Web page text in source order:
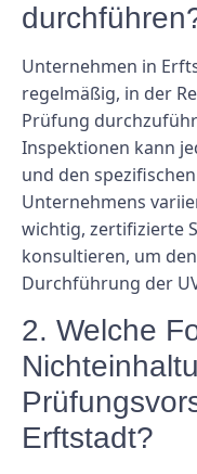
Unternehmen in
regelmäßig, in der
Prüfung
Inspektionen kann
und den
Unternehmens
wichtig, zertifizierte
konsultieren, um
Durchführung der
2. Welche
Erftstadt?